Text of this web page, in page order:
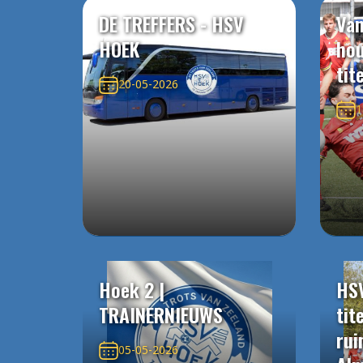
DE TREFFERS - HSV
HOEK
20-05-2026
Hoek 2 |
TRAINERNIEUWS
05-05-2026